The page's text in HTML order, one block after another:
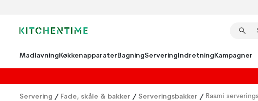
MadlavningKøkkenapparaterBagningServeringIndretningKampagner
Servering / Fade, skåle & bakker / Serveringsbakker / Raami